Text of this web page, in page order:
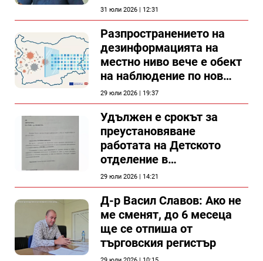
31 юли 2026 | 12:31
Разпространението на
дезинформацията на
местно ниво вече е обект
на наблюдение по нов
проект
29 юли 2026 | 19:37
Удължен е срокът за
преустановяване
работата на Детското
отделение в
силистренската болница
29 юли 2026 | 14:21
Д-р Васил Славов: Ако не
ме сменят, до 6 месеца
ще се отпиша от
търговския регистър